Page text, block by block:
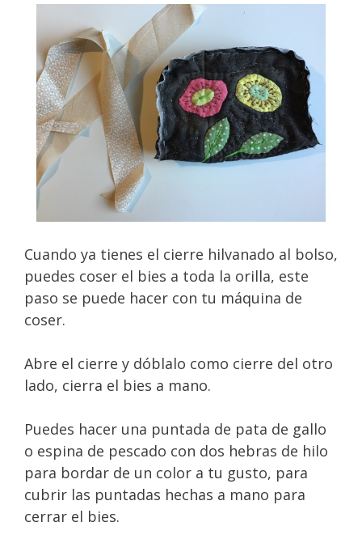
Cuando ya tienes el cierre hilvanado al bolso,
puedes coser el bies a toda la orilla, este
paso se puede hacer con tu máquina de
coser.
Abre el cierre y dóblalo como cierre del otro
lado, cierra el bies a mano.
Puedes hacer una puntada de pata de gallo
o espina de pescado con dos hebras de hilo
para bordar de un color a tu gusto, para
cubrir las puntadas hechas a mano para
cerrar el bies.